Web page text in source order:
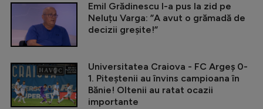
Emil Grădinescu l-a pus la zid pe
Neluțu Varga: ”A avut o grămadă de
decizii greșite!”
Universitatea Craiova - FC Argeș 0-
1. Piteștenii au învins campioana în
Bănie! Oltenii au ratat ocazii
importante